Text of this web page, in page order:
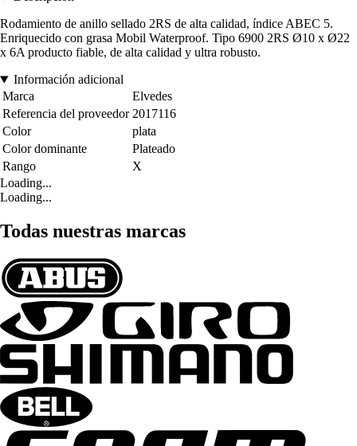
Rodamiento de anillo sellado 2RS de alta calidad, índice ABEC 5.
Enriquecido con grasa Mobil Waterproof. Tipo 6900 2RS Ø10 x Ø22
x 6A producto fiable, de alta calidad y ultra robusto.
Información adicional
Marca
Elvedes
Referencia del proveedor 2017116
Color
plata
Color dominante
Plateado
Rango
X
Loading...
Loading...
Todas nuestras marcas